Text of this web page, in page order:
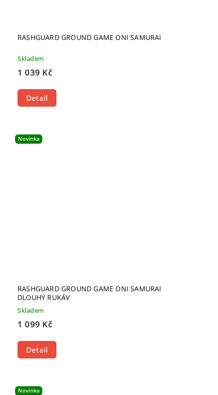
RASHGUARD GROUND GAME ONI SAMURAI
Skladem
1 039 Kč
Detail
Novinka
RASHGUARD GROUND GAME ONI SAMURAI
DLOUHÝ RUKÁV
Skladem
1 099 Kč
Detail
Novinka